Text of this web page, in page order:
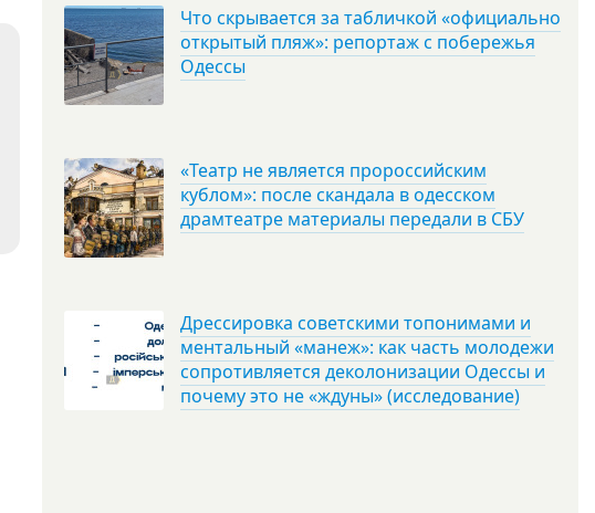
Что скрывается за табличкой «официально
открытый пляж»: репортаж с побережья
Одессы
«Театр не является пророссийским
кублом»: после скандала в одесском
драмтеатре материалы передали в СБУ
Дрессировка советскими топонимами и
ментальный «манеж»: как часть молодежи
сопротивляется деколонизации Одессы и
почему это не «ждуны» (исследование)